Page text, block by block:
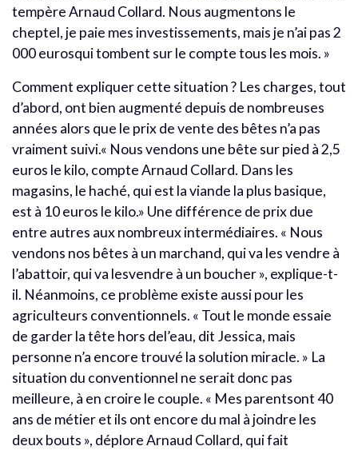
tempère Arnaud Collard. Nous augmentons le
cheptel, je paie mes investissements, mais je n’ai pas 2
000 eurosqui tombent sur le compte tous les mois. »
Comment expliquer cette situation ? Les charges, tout
d’abord, ont bien augmenté depuis de nombreuses
années alors que le prix de vente des bêtes n’a pas
vraiment suivi.« Nous vendons une bête sur pied à 2,5
euros le kilo, compte Arnaud Collard. Dans les
magasins, le haché, qui est la viande la plus basique,
est à 10 euros le kilo.» Une différence de prix due
entre autres aux nombreux intermédiaires. « Nous
vendons nos bêtes à un marchand, qui va les vendre à
l’abattoir, qui va lesvendre à un boucher », explique-t-
il. Néanmoins, ce problème existe aussi pour les
agriculteurs conventionnels. « Tout le monde essaie
de garder la tête hors del’eau, dit Jessica, mais
personne n’a encore trouvé la solution miracle. » La
situation du conventionnel ne serait donc pas
meilleure, à en croire le couple. « Mes parentsont 40
ans de métier et ils ont encore du mal à joindre les
deux bouts », déplore Arnaud Collard, qui fait